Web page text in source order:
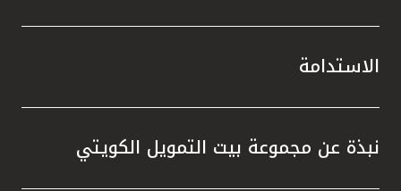
الاستدامة
نبذة عن مجموعة بيت التمويل الكويتي